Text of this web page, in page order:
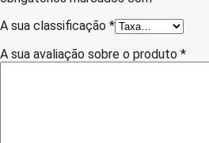
A sua classificação *
A sua avaliação sobre o produto *